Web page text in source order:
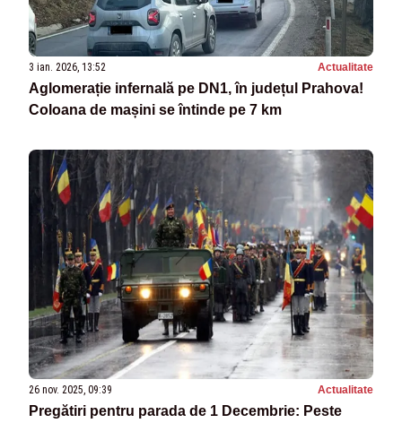
3 ian. 2026, 13:52 Actualitate
Aglomerație infernală pe DN1, în județul Prahova!
Coloana de mașini se întinde pe 7 km
26 nov. 2025, 09:39 Actualitate
Pregătiri pentru parada de 1 Decembrie: Peste